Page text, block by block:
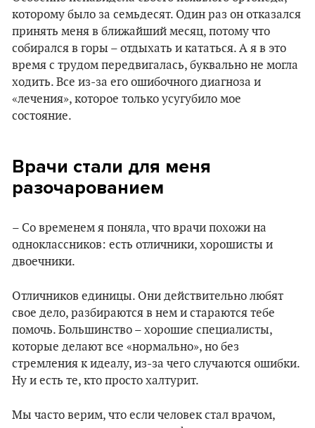
которому было за семьдесят. Один раз он отказался
принять меня в ближайший месяц, потому что
собирался в горы – отдыхать и кататься. А я в это
время с трудом передвигалась, буквально не могла
ходить. Все из-за его ошибочного диагноза и
«лечения», которое только усугубило мое
состояние.
Врачи стали для меня
разочарованием
– Со временем я поняла, что врачи похожи на
одноклассников: есть отличники, хорошисты и
двоечники.
Отличников единицы. Они действительно любят
свое дело, разбираются в нем и стараются тебе
помочь. Большинство – хорошие специалисты,
которые делают все «нормально», но без
стремления к идеалу, из-за чего случаются ошибки.
Ну и есть те, кто просто халтурит.
Мы часто верим, что если человек стал врачом,